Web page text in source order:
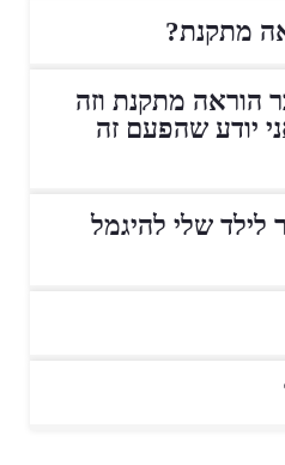
מתקנת?
הוראה מתקנת וזה
יודע שהפעם זה
שלי להיגמל